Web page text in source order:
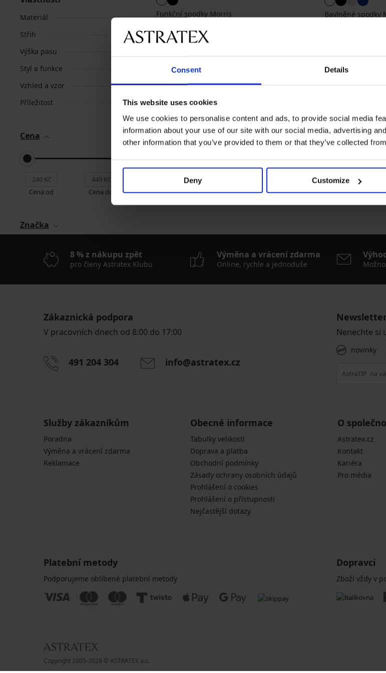
Consent Details
This website uses cookies
We use cookies to personalise content and ads, to provide social media
information about your use of our site with our social media, advertising
other information that you’ve provided to them or that they’ve collected
Deny Customize
Materiál
Střih
Výška pasu
Styl a funkce
Vzhled a vzor
Příležitost
Cena
Cena od Cena do
Značka
Funkční spodky Morris
Bavlněné spodky
8 % z nákupu zpět
pro členy Astratex Klubu
Výměna a vrácení zdarma
Online, rychle a jednoduše
Zákaznická podpora
V pracovních dnech od 8:00 do 17:00
491 204 304 info@astratex.cz
Nenechte si
novinky
Služby zákazníkům
Poradna
Výměna a vrácení zdarma
Reklamace
Obecné informace
Tabulky velikostí
Doprava a platba
Obchodní podmínky
Zásady ochrany osobních údajů
Prohlášení o cookies
Prohlášení o přístupnosti
Nejčastější dotazy
O
Astratex.cz
Kontakt
Kariéra
Pro média
Platební metody
Podporujeme oblíbené platební metody
Dopravci
Zboží vždy v
Copyright 2005-2026 © ASTRATEX a.s.